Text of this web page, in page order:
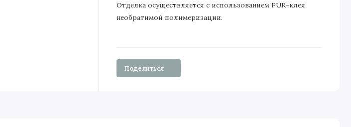
Отделка осуществляется с использованием PUR-клея
необратимой полимеризации.
Поделиться